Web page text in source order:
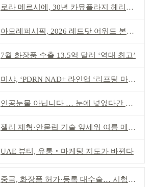
로라 메르시에, 30년 카뮤플라지 헤리티지 담아
아모레퍼시픽, 2026 레드닷 어워드 본상 2개 수상
7월 화장품 수출 13.5억 달러 ‘역대 최고’
미샤, ‘PDRN NAD+ 라인업 ‘리프팅 마스크’ 출시
인공눈물 아닙니다 … 눈에 넣었다간 각막 손상
젤리 제형·안묻립 기술 앞세워 여름 메이크업 시장 공략
UAE 뷰티, 유통‧마케팅 지도가 바뀐다
중국, 화장품 허가·등록 대수술… 시험자료 공용 허용